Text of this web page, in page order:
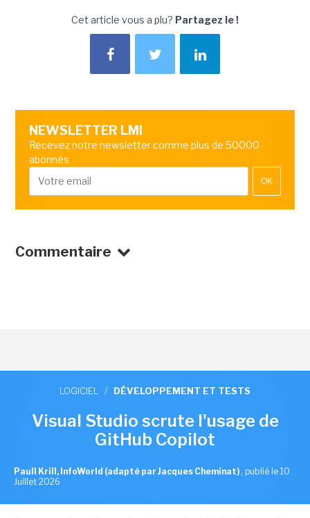
Cet article vous a plu? Partagez le !
NEWSLETTER LMI
Recevez notre newsletter comme plus de 50000
abonnés
OK
Commentaire
LOGICIEL / DÉVELOPPEMENT ET TESTS
Visual Studio scrute l'usage de
GitHub Copilot
Paull Krill, InfoWorld (adapté par Jacques Cheminat) , publié le 10
Juillet 2026